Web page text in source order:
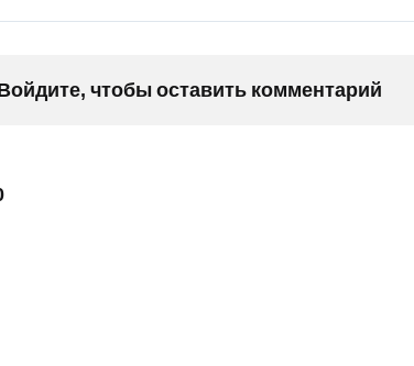
чтобы оставить комментарий